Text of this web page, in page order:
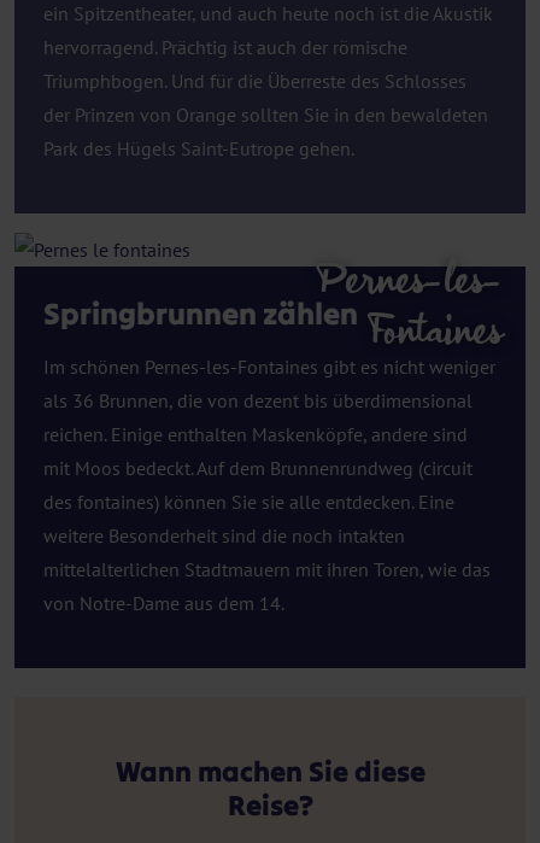
ein Spitzentheater, und auch heute noch ist die Akustik
hervorragend. Prächtig ist auch der römische
Triumphbogen. Und für die Überreste des Schlosses
der Prinzen von Orange sollten Sie in den bewaldeten
Park des Hügels Saint-Eutrope gehen.
Springbrunnen zählen
Im schönen Pernes-les-Fontaines gibt es nicht weniger
als 36 Brunnen, die von dezent bis überdimensional
reichen. Einige enthalten Maskenköpfe, andere sind
mit Moos bedeckt. Auf dem Brunnenrundweg (circuit
des fontaines) können Sie sie alle entdecken. Eine
weitere Besonderheit sind die noch intakten
mittelalterlichen Stadtmauern mit ihren Toren, wie das
von Notre-Dame aus dem 14.
Pernes-les-
Fontaines
Wann machen Sie diese
Reise?